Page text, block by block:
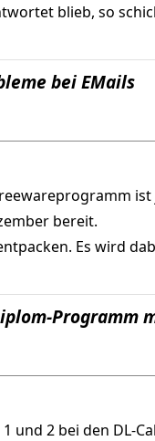
blieb, so
bei EMails
bereit.
Es wird
Programm
und 2 bei den DL-